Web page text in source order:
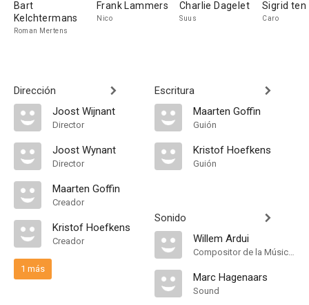
Bart
Kelchtermans
Roman Mertens
Frank Lammers
Nico
Charlie Dagelet
Suus
Sigrid ten
Caro
Dirección
Joost Wijnant
Director
Joost Wynant
Director
Maarten Goffin
Creador
Kristof Hoefkens
Creador
1 más
Escritura
Maarten Goffin
Guión
Kristof Hoefkens
Guión
Sonido
Willem Ardui
Compositor de la Música Original
Marc Hagenaars
Sound